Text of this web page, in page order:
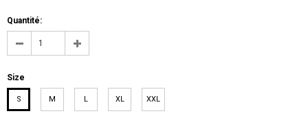
Quantité:
Size
S M L XL XXL